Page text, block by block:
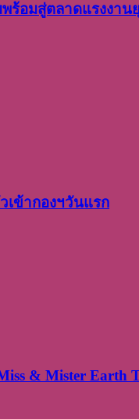
อมสู่ตลาดแรงงา
เข้ากองฯวันแรก
& Mister Earth